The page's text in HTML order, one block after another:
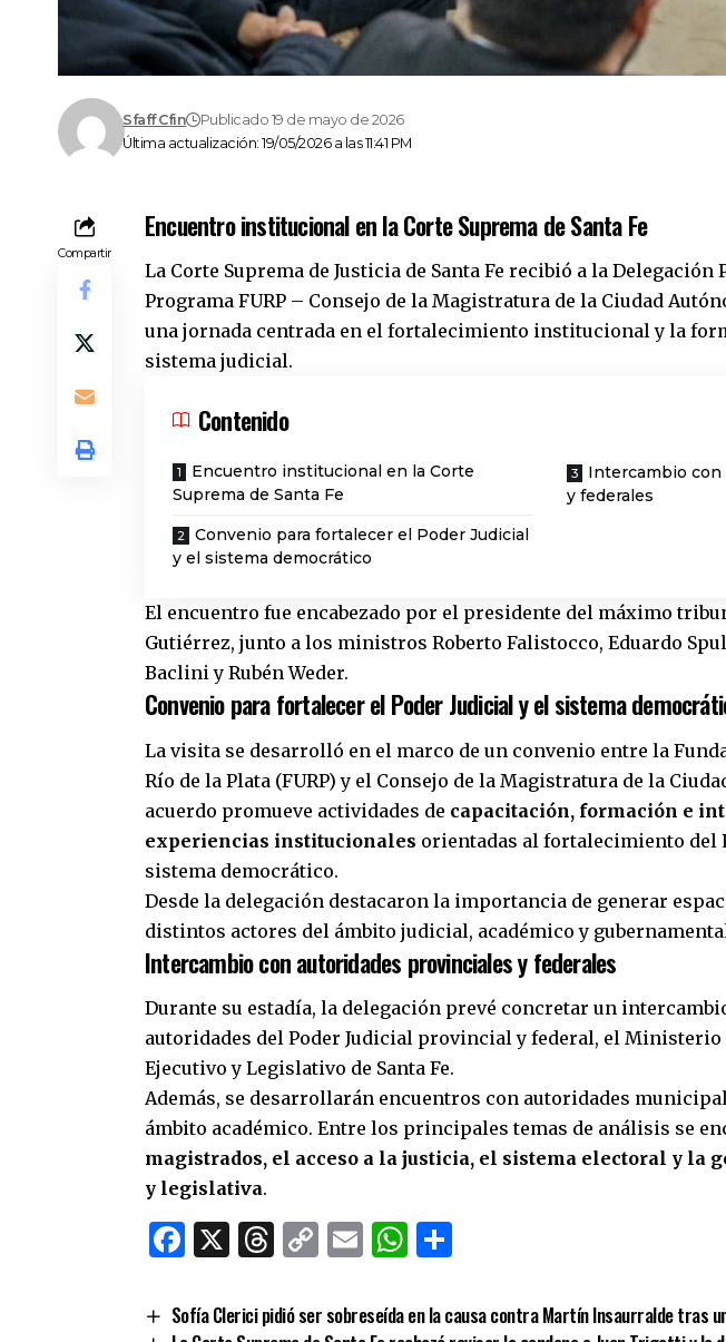
Última actualización: 19/05/2026 a las 11:41 PM
Sfaff Cfin Publicado 19 de mayo de 2026
Compartir
Encuentro institucional en la Corte Suprema de Santa Fe
La Corte Suprema de Justicia de Santa Fe recibió a la Delegación
Programa FURP – Consejo de la Magistratura de la Ciudad
una jornada centrada en el fortalecimiento institucional y la
sistema judicial.
Contenido
Encuentro institucional en la Corte
Suprema de Santa Fe
Convenio para fortalecer el Poder Judicial
y el sistema democrático
Intercambio con
y federales
El encuentro fue encabezado por el presidente del máximo
Gutiérrez, junto a los ministros Roberto Falistocco, Eduardo
Baclini y Rubén Weder.
Convenio para fortalecer el Poder Judicial y el sistema
La visita se desarrolló en el marco de un convenio entre la
Río de la Plata (FURP) y el Consejo de la Magistratura de la
acuerdo promueve actividades de capacitación, formación e
experiencias institucionales orientadas al fortalecimiento del
sistema democrático.
Desde la delegación destacaron la importancia de generar
distintos actores del ámbito judicial, académico y
Intercambio con autoridades provinciales y federales
Durante su estadía, la delegación prevé concretar un
autoridades del Poder Judicial provincial y federal, el Ministerio
Ejecutivo y Legislativo de Santa Fe.
Además, se desarrollarán encuentros con autoridades
ámbito académico. Entre los principales temas de análisis se
magistrados, el acceso a la justicia, el sistema electoral y la
y legislativa.
Facebook
X Threads
CopyEmailWhatsApp
Sofía Clerici pidió ser sobreseída en la causa contra Martín Insaurralde tras